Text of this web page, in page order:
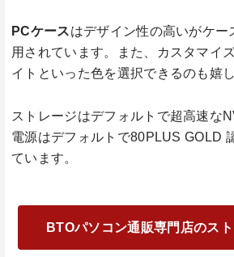
PCケースはデザイン性の高いがケー
用されています。また、カスタマイ
イトといった色を選択できるのも嬉
ストレージはデフォルトで超高速な
電源はデフォルトで80PLUS GOLD
ています。
BTOパソコン通販専門店のス